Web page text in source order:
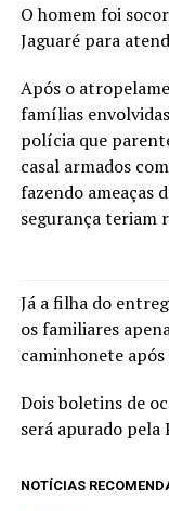
O homem foi
Jaguaré para
Após o
famílias
polícia que
casal armados
fazendo ameaças
segurança teriam
Já a filha do
os familiares
caminhonete
Dois boletins de
será apurado pela
NOTÍCIAS